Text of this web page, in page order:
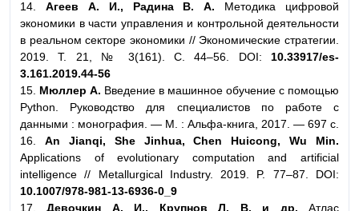
14. Агеев А. И., Радина В. А. Методика цифровой
экономики в части управления и контрольной деятельности
в реальном секторе экономики // Экономические стратегии.
2019. Т. 21, № 3(161). С. 44–56. DOI: 10.33917/es-
3.161.2019.44-56
15. Мюллер А. Введение в машинное обучение с помощью
Python. Руководство для специалистов по работе с
данными : монография. — М. : Альфа-книга, 2017. — 697 с.
16. An Jianqi, She Jinhua, Chen Huicong, Wu Min.
Applications of evolutionary computation and artificial
intelligence // Metallurgical Industry. 2019. P. 77–87. DOI:
10.1007/978-981-13-6936-0_9
17.Девочкин А. И., Крупнов Л. В. и др. Атлас